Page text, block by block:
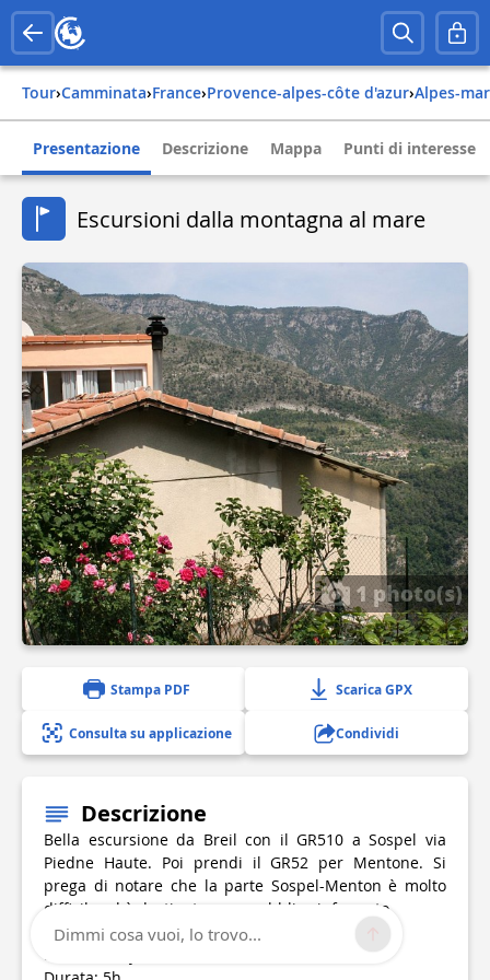
Tour› Camminata› france› provence-alpes-côte d'azur› alpes-
Presentazione Descrizione Mappa Punti di interesse
Escursioni dalla montagna al mare
1 photo(s)
Stampa PDF Scarica GPX
Consulta su applicazione Condividi
Descrizione
Bella escursione da Breil con il GR510 a Sospel via
Piedne Haute. Poi prendi il GR52 per Mentone. Si
prega di notare che la parte Sospel-Menton è molto
difficile ed è destinata a un pubblico informato.
Breil sur Roya - Piedne Haute dal GR510
Dimmi cosa vuoi, lo trovo...